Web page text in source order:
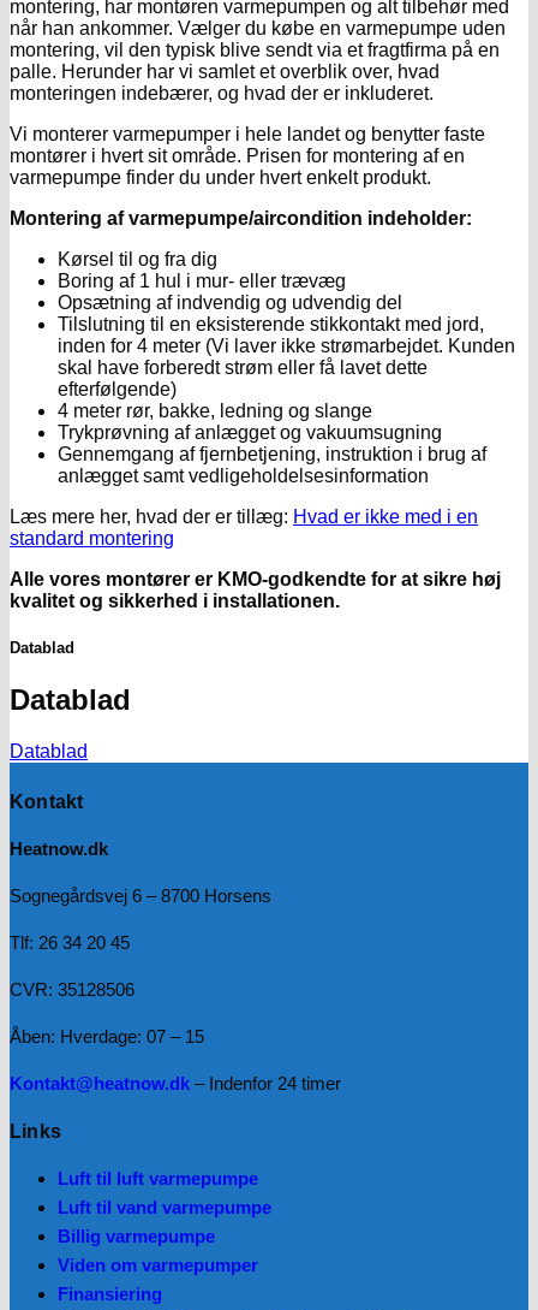
montering, har montøren varmepumpen og alt tilbehør med
når han ankommer. Vælger du købe en varmepumpe uden
montering, vil den typisk blive sendt via et fragtfirma på en
palle. Herunder har vi samlet et overblik over, hvad
monteringen indebærer, og hvad der er inkluderet.
Vi monterer varmepumper i hele landet og benytter faste
montører i hvert sit område. Prisen for montering af en
varmepumpe finder du under hvert enkelt produkt.
Montering af varmepumpe/aircondition indeholder:
Kørsel til og fra dig
Boring af 1 hul i mur- eller trævæg
Opsætning af indvendig og udvendig del
Tilslutning til en eksisterende stikkontakt med jord,
inden for 4 meter (Vi laver ikke strømarbejdet. Kunden
skal have forberedt strøm eller få lavet dette
efterfølgende)
4 meter rør, bakke, ledning og slange
Trykprøvning af anlægget og vakuumsugning
Gennemgang af fjernbetjening, instruktion i brug af
anlægget samt vedligeholdelsesinformation
Læs mere her, hvad der er tillæg: Hvad er ikke med i en
standard montering
Alle vores montører er KMO-godkendte for at sikre høj
kvalitet og sikkerhed i installationen.
Datablad
Datablad
Datablad
Kontakt
Heatnow.dk
Sognegårdsvej 6 – 8700 Horsens
Tlf: 26 34 20 45
CVR: 35128506
Åben: Hverdage: 07 – 15
Kontakt@heatnow.dk – Indenfor 24 timer
Links
Luft til luft varmepumpe
Luft til vand varmepumpe
Billig varmepumpe
Viden om varmepumper
Finansiering